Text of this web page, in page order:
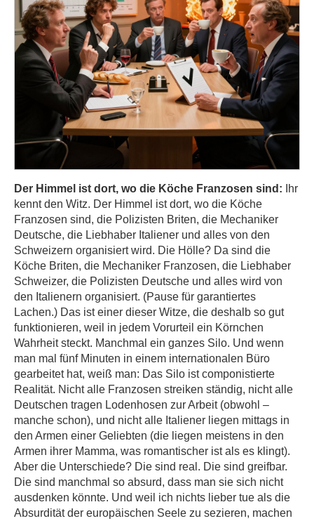
Der Himmel ist dort, wo die Köche Franzosen sind: Ihr
kennt den Witz. Der Himmel ist dort, wo die Köche
Franzosen sind, die Polizisten Briten, die Mechaniker
Deutsche, die Liebhaber Italiener und alles von den
Schweizern organisiert wird. Die Hölle? Da sind die
Köche Briten, die Mechaniker Franzosen, die Liebhaber
Schweizer, die Polizisten Deutsche und alles wird von
den Italienern organisiert. (Pause für garantiertes
Lachen.) Das ist einer dieser Witze, die deshalb so gut
funktionieren, weil in jedem Vorurteil ein Körnchen
Wahrheit steckt. Manchmal ein ganzes Silo. Und wenn
man mal fünf Minuten in einem internationalen Büro
gearbeitet hat, weiß man: Das Silo ist componistierte
Realität. Nicht alle Franzosen streiken ständig, nicht alle
Deutschen tragen Lodenhosen zur Arbeit (obwohl –
manche schon), und nicht alle Italiener liegen mittags in
den Armen einer Geliebten (die liegen meistens in den
Armen ihrer Mamma, was romantischer ist als es klingt).
Aber die Unterschiede? Die sind real. Die sind greifbar.
Die sind manchmal so absurd, dass man sie sich nicht
ausdenken könnte. Und weil ich nichts lieber tue als die
Absurdität der europäischen Seele zu sezieren, machen